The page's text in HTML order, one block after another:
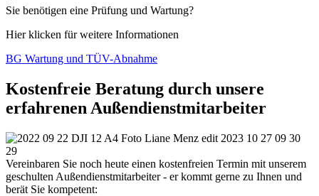
Sie benötigen eine Prüfung und Wartung?
Hier klicken für weitere Informationen
BG Wartung und TÜV-Abnahme
Kostenfreie Beratung durch unsere
erfahrenen Außendienstmitarbeiter
Vereinbaren Sie noch heute einen kostenfreien Termin mit unserem
geschulten Außendienstmitarbeiter - er kommt gerne zu Ihnen und
berät Sie kompetent: